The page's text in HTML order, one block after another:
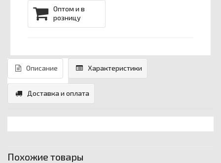
Оптом и в
розницу
Описание Характеристики
Доставка и оплата
Похожие товары